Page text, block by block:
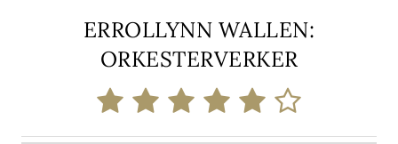
ERROLLYNN WALLEN:
ORKESTERVERKER